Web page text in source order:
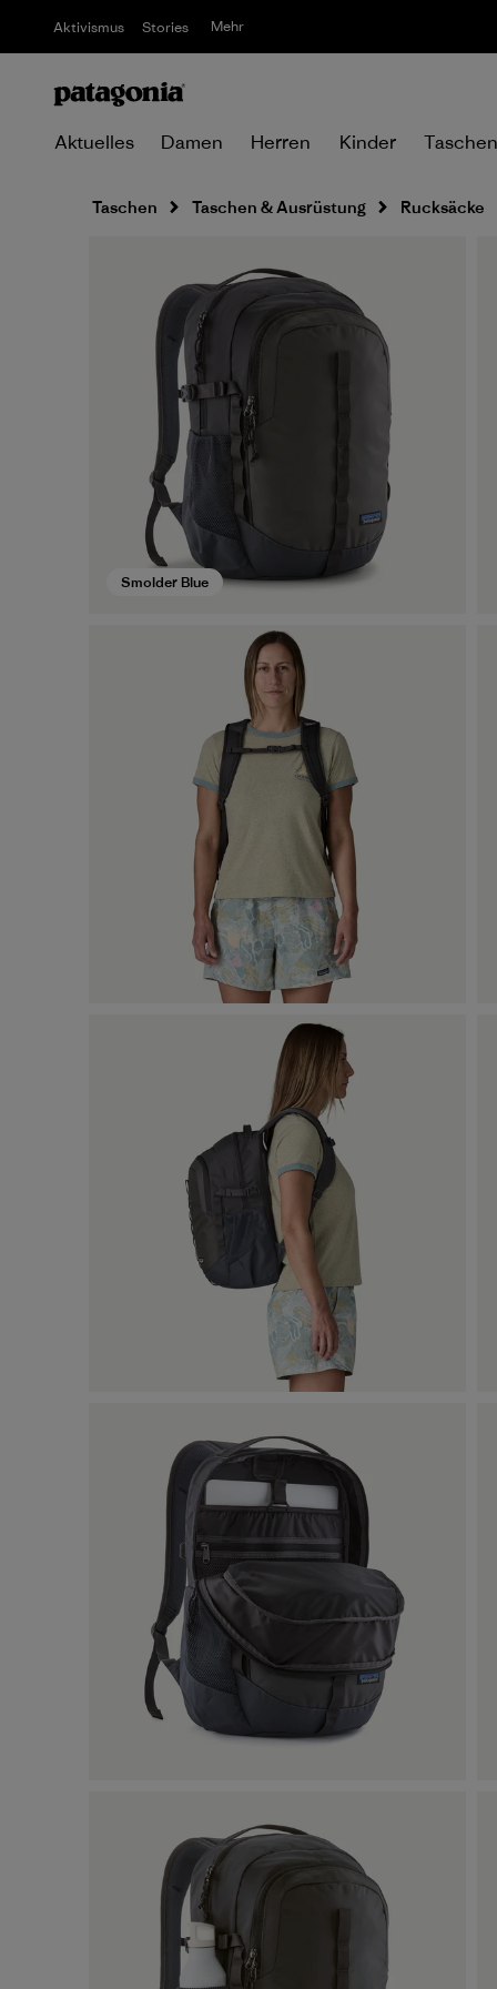
Aktivismus Stories Mehr
Aktuelles Damen Herren Kinder Taschen
Taschen Taschen & Ausrüstung Rucksäcke
Smolder Blue